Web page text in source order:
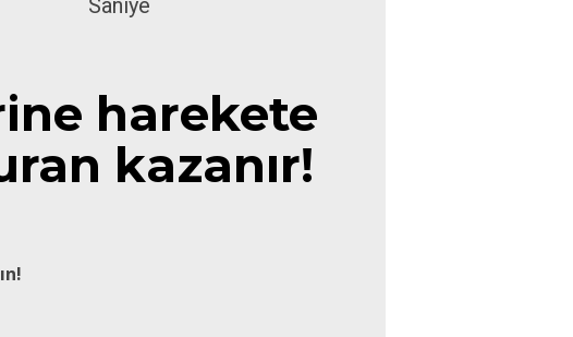
harekete
kazanır!